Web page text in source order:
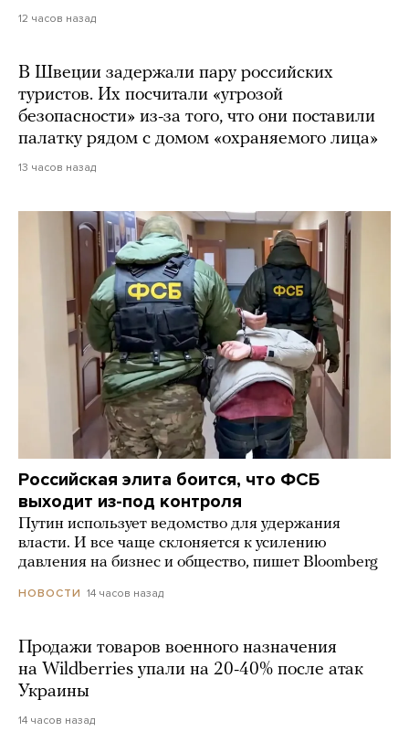
12 часов назад
В Швеции задержали пару российских
туристов. Их посчитали «угрозой
безопасности» из-за того, что они поставили
палатку рядом с домом «охраняемого лица»
13 часов назад
Российская элита боится, что ФСБ
выходит из-под контроля
Путин использует ведомство для удержания
власти. И все чаще склоняется к усилению
давления на бизнес и общество, пишет Bloomberg
НОВОСТИ 14 часов назад
Продажи товаров военного назначения
на Wildberries упали на 20-40% после атак
Украины
14 часов назад